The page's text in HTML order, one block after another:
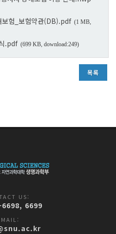
보험_보험약관(DB).pdf (1 MB,
.pdf (699 KB, download:249)
목록
US:
6699